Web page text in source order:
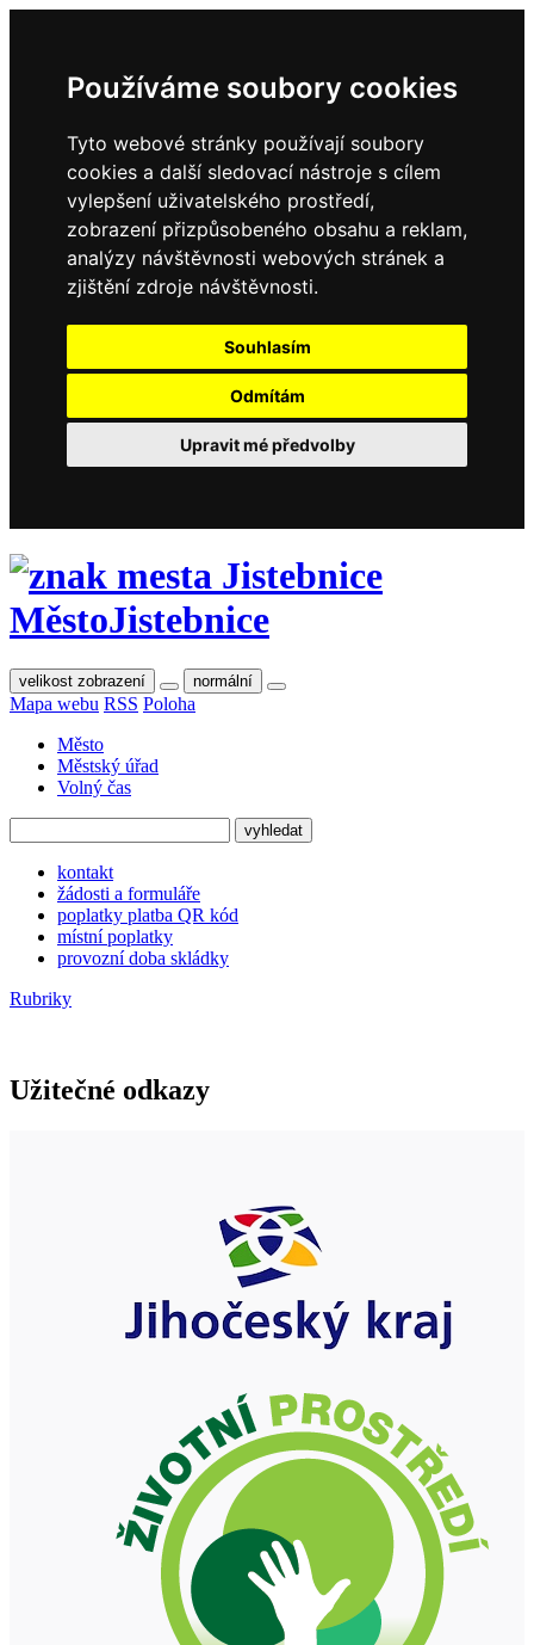
Používáme soubory cookies
Tyto webové stránky používají soubory
cookies a další sledovací nástroje s cílem
vylepšení uživatelského prostředí,
zobrazení přizpůsobeného obsahu a reklam,
analýzy návštěvnosti webových stránek a
zjištění zdroje návštěvnosti.
Souhlasím
Odmítám
Upravit mé předvolby
MěstoJistebnice
velikost zobrazení normální
Mapa webu RSS Poloha
Město
Městský úřad
Volný čas
kontakt
žádosti a formuláře
poplatky platba QR kód
místní poplatky
provozní doba skládky
Rubriky
Užitečné odkazy